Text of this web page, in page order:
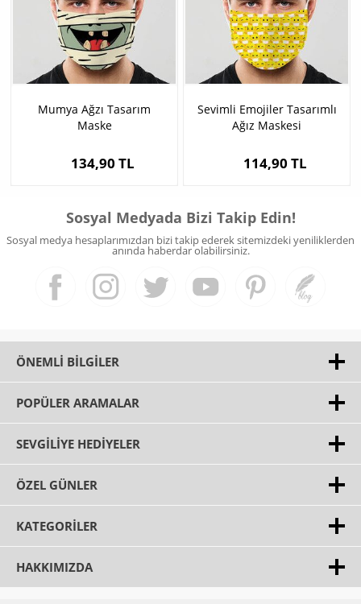
Mumya Ağzı Tasarım
Maske
134,90 TL
Sevimli Emojiler Tasarımlı
Ağız Maskesi
114,90 TL
Sosyal Medyada Bizi Takip Edin!
Sosyal medya hesaplarımızdan bizi takip ederek sitemizdeki yeniliklerden
anında haberdar olabilirsiniz.
ÖNEMLI BILGILER
POPÜLER ARAMALAR
SEVGILIYE HEDIYELER
ÖZEL GÜNLER
KATEGORILER
HAKKIMIZDA